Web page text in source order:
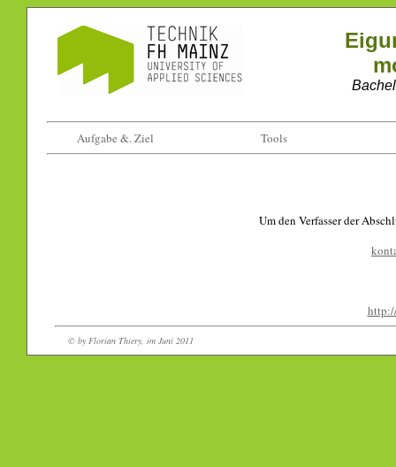
Aufgabe &. Ziel Tools
Um den Verfasser der
© by Florian Thiery, im Juni 2011